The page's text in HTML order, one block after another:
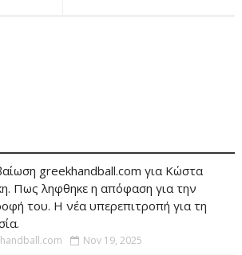
greekhandball.com για Κώστα
Πως ληφθηκε η απόφαση για την
του. Η νέα υπερεπιτροπή για τη
Nov 19, 2025